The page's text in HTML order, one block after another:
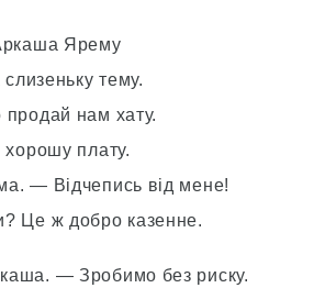
Ярему
слизеньку тему.
нам хату.
хорошу плату.
— Відчепись від мене!
Це ж добро казенне.
— Зробимо без риску.